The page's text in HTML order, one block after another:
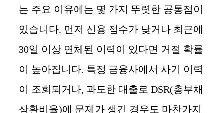
는 주요 이유에는 몇 가지 뚜렷한 공통점이
있습니다. 먼저 신용 점수가 낮거나 최근에
30일 이상 연체된 이력이 있다면 거절 확률
이 높아집니다. 특정 금융사에서 사기 이력
이 조회되거나, 과도한 대출로 DSR(총부채
상환비율)에 문제가 생긴 경우도 마찬가지